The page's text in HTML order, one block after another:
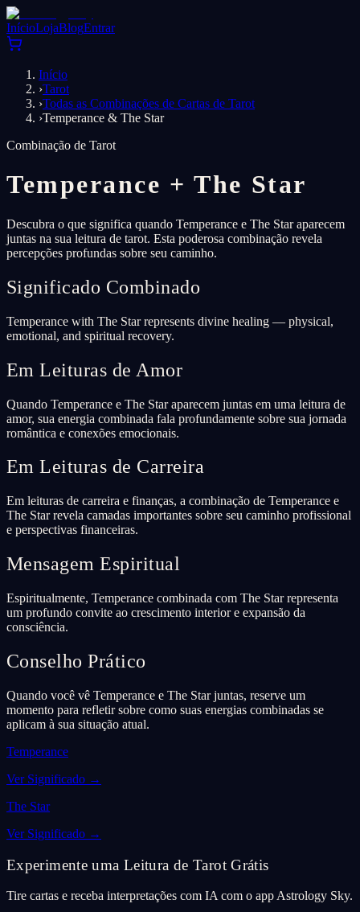
InícioLojaBlogEntrar
Início
›Tarot
›Todas as Combinações de Cartas de Tarot
›Temperance & The Star
Combinação de Tarot
Temperance +The Star
Descubra o que significa quando Temperance e The Star aparecem
juntas na sua leitura de tarot. Esta poderosa combinação revela
percepções profundas sobre seu caminho.
Significado Combinado
Temperance with The Star represents divine healing — physical,
emotional, and spiritual recovery.
Em Leituras de Amor
Quando Temperance e The Star aparecem juntas em uma leitura de
amor, sua energia combinada fala profundamente sobre sua jornada
romântica e conexões emocionais.
Em Leituras de Carreira
Em leituras de carreira e finanças, a combinação de Temperance e
The Star revela camadas importantes sobre seu caminho profissional
e perspectivas financeiras.
Mensagem Espiritual
Espiritualmente, Temperance combinada com The Star representa
um profundo convite ao crescimento interior e expansão da
consciência.
Conselho Prático
Quando você vê Temperance e The Star juntas, reserve um
momento para refletir sobre como suas energias combinadas se
aplicam à sua situação atual.
Temperance
Ver Significado →
The Star
Ver Significado →
Experimente uma Leitura de Tarot Grátis
Tire cartas e receba interpretações com IA com o app Astrology Sky.